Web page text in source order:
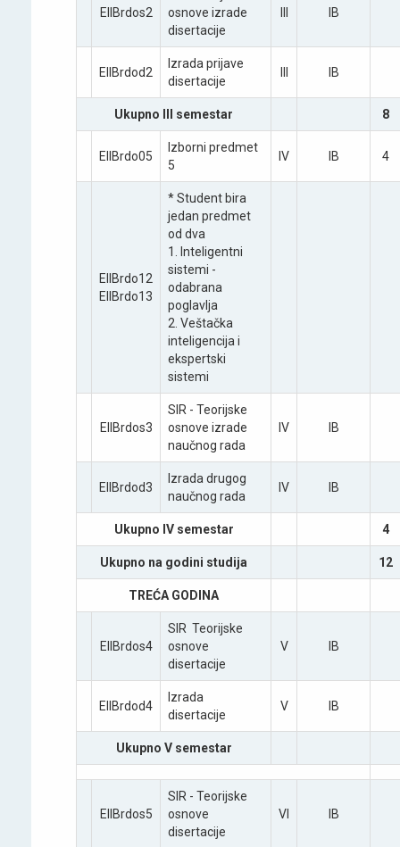
EIIBrdos2
osnove izrade
disertaciјe
IB
EIIBrdod2
Izrada priјave
disertaciјe
IB
Ukupno III semestar 8
EIIBrdo05
Izborni predmet
5
IV IB 4
EIIBrdo12
EIIBrdo13
* Student bira
јedan predmet
od dva
1. Inteligentni
sistemi -
odabrana
poglavlja
2. Veštačka
inteligencija i
ekspertski
sistemi
EIIBrdos3
SIR - Teoriјske
osnove izrade
naučnog rada
IV IB
EIIBrdod3
Izrada drugog
naučnog rada
IV IB
Ukupno IV semestar 4
Ukupno na godini studiјa 12
TREĆA GODINA
EIIBrdos4
SIR ­ Teoriјske
osnove
disertaciјe
V IB
EIIBrdod4
Izrada
disertaciјe
V IB
Ukupno V semestar
EIIBrdos5
SIR - Teoriјske
osnove
disertaciјe
VI IB